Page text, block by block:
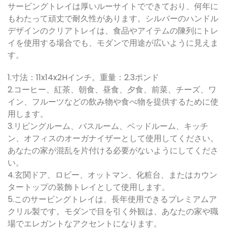
サービングトレイは厚いルーサイトでできており、何年に
もわたって頑丈で耐久性があります。シルバーのハンドル
デザインのクリアトレイは、食品やアイテムの陳列にトレ
イを使用する場合でも、モダンで用途が広いように見えま
す。
1.寸法：11x14x2Hインチ。重量：2.3ポンド
2.コーヒー、紅茶、朝食、昼食、夕食、前菜、チーズ、ワ
イン、フルーツなどの飲み物や食べ物を提供するために使
用します。
3.リビングルーム、バスルーム、ベッドルーム、キッチ
ン、オフィスのオーガナイザーとして使用してください。
あなたの家が混乱を片付ける必要がないようにしてくださ
い。
4.玄関ドア、ロビー、オットマン、化粧台、またはカウン
タートップの装飾トレイとして使用します。
5.このサービングトレイは、長年使用できるプレミアムア
クリル製です。モダンで目を引く外観は、あなたの家や職
場でエレガントなアクセントになります。